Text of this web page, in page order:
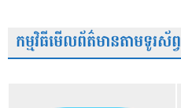
កម្មវិធីមើលព័ត៌មានតាមទូរស័ព្វ